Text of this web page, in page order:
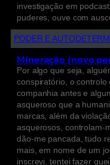
investigação em
puderes, ouve com
PODER E
Mineração (novo
Por algo que seja,
conspiratório, o
companhia antes e
asqueroso que a
marcas, além da
asquerosos, controlam-
dão-me pancada, tudo
mais, em nome de um
inscrevi, tentei fazer